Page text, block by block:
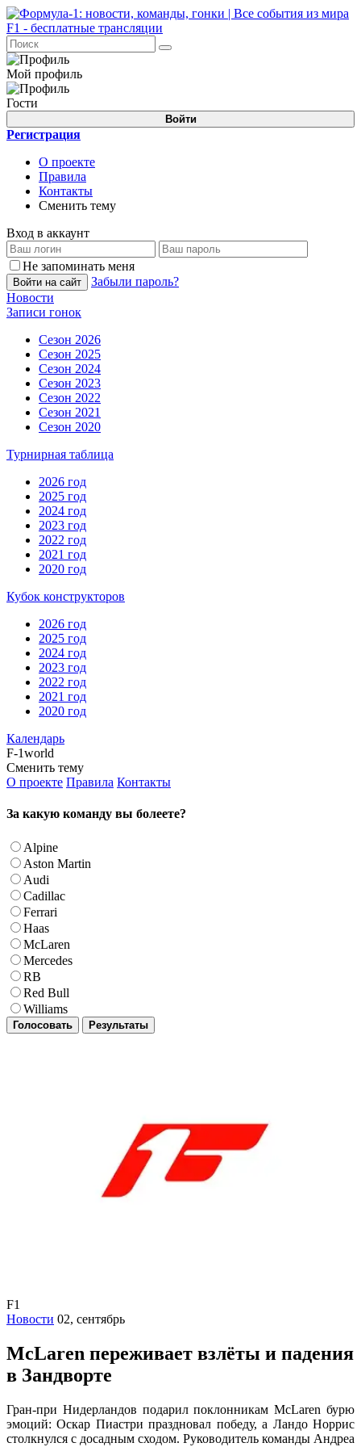
Мой профиль
Гости
Войти
Регистрация
О проекте
Правила
Контакты
Сменить тему
Вход в аккаунт
Не запоминать меня
Войти на сайт
Забыли пароль?
Новости
Записи гонок
Сезон 2026
Сезон 2025
Сезон 2024
Сезон 2023
Сезон 2022
Сезон 2021
Сезон 2020
Турнирная таблица
2026 год
2025 год
2024 год
2023 год
2022 год
2021 год
2020 год
Кубок конструкторов
2026 год
2025 год
2024 год
2023 год
2022 год
2021 год
2020 год
Календарь
F-1world
Сменить тему
О проекте Правила Контакты
За какую команду вы болеете?
Alpine
Aston Martin
Audi
Cadillac
Ferrari
Haas
McLaren
Mercedes
RB
Red Bull
Williams
Голосовать Результаты
F1
Новости 02, сентябрь
McLaren переживает взлёты и падения
в Зандворте
Гран-при Нидерландов подарил поклонникам McLaren бурю
эмоций: Оскар Пиастри праздновал победу, а Ландо Норрис
столкнулся с досадным сходом. Руководитель команды Андреа